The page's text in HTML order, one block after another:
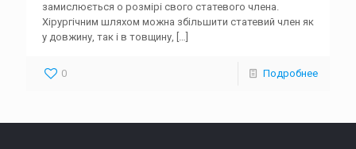
замислюється о розмірі свого статевого члена.
Хірургічним шляхом можна збільшити статевий член як
у довжину, так і в товщину, […]
0 Подробнее